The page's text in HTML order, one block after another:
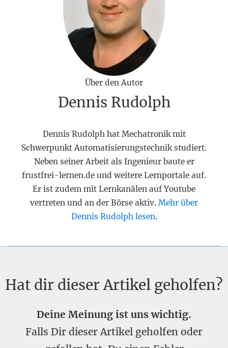
Über den Autor
Dennis Rudolph
Dennis Rudolph hat Mechatronik mit
Schwerpunkt Automatisierungstechnik studiert.
Neben seiner Arbeit als Ingenieur baute er
frustfrei-lernen.de und weitere Lernportale auf.
Er ist zudem mit Lernkanälen auf Youtube
vertreten und an der Börse aktiv. Mehr über
Dennis Rudolph lesen.
Hat dir dieser Artikel geholfen?
Deine Meinung ist uns wichtig.
Falls Dir dieser Artikel geholfen oder